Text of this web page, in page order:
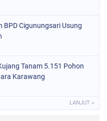
BPD Cigunungsari Usung
Tanam 5.151 Pohon
Karawang
LANJUT »